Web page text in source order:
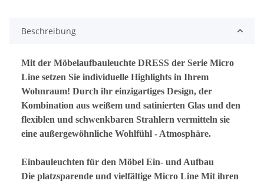
Beschreibung
Mit der Möbelaufbauleuchte DRESS der Serie Micro
Line setzen Sie individuelle Highlights in Ihrem
Wohnraum! Durch ihr einzigartiges Design, der
Kombination aus weißem und satinierten Glas und den
flexiblen und schwenkbaren Strahlern vermitteln sie
eine außergewöhnliche Wohlfühl - Atmosphäre.
Einbauleuchten für den Möbel Ein- und Aufbau
Die platzsparende und vielfältige Micro Line Mit ihren